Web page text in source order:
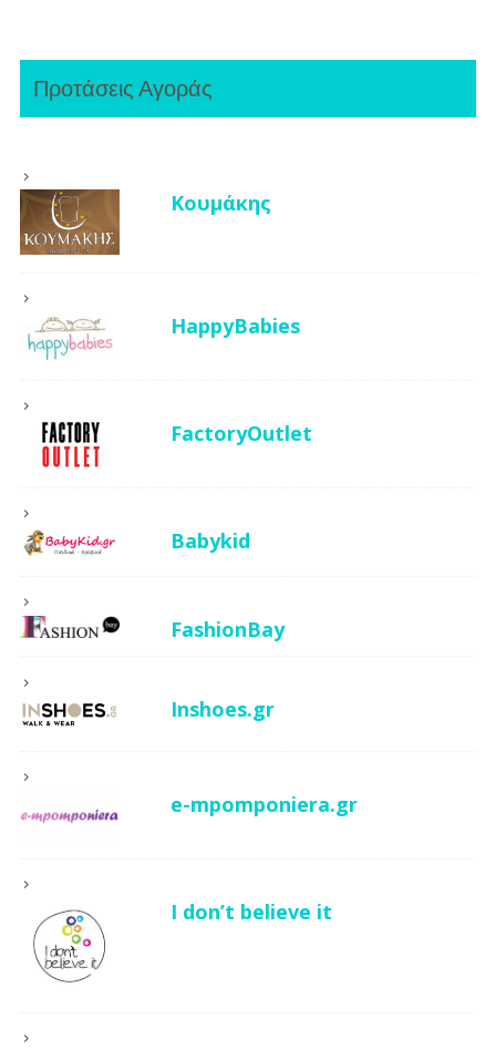
Προτάσεις Αγοράς
Κουμάκης
HappyBabies
FactoryOutlet
Babykid
FashionBay
Inshoes.gr
e-mpomponiera.gr
I don’t believe it